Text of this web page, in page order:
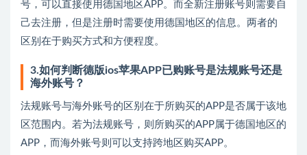
号，可以直接使用德国地区APP。而全新注册账号则需要自
己去注册，但是注册时需要使用德国地区的信息。两者的
区别在于购买方式和方便程度。
3.如何判断德版ios苹果APP已购账号是法规账号还是
海外账号？
法规账号与海外账号的区别在于所购买的APP是否属于该地
区范围内。若为法规账号，则所购买的APP属于德国地区的
APP，而海外账号则可以支持跨地区购买APP。